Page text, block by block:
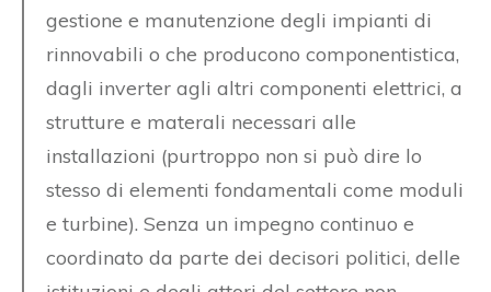
gestione e manutenzione degli impianti di
rinnovabili o che producono componentistica,
dagli inverter agli altri componenti elettrici, a
strutture e materali necessari alle
installazioni (purtroppo non si può dire lo
stesso di elementi fondamentali come moduli
e turbine). Senza un impegno continuo e
coordinato da parte dei decisori politici, delle